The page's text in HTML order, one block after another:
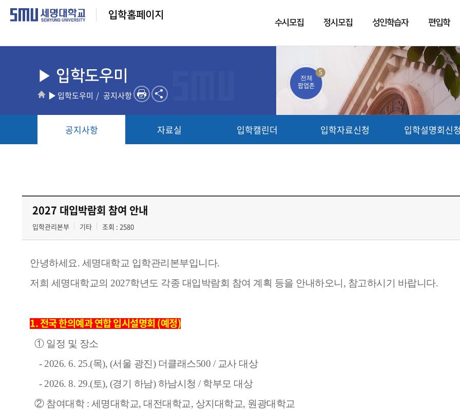
5
전체
팝업존
입학홈페이지
수시모집 정시모집 성인학습자 편입학
▶ 입학도우미
▶ 입학도우미 공지사항
공지사항 자료실 입학캘린더 입학자료신청 입학설명회신
2027 대입박람회 참여 안내
입학관리본부 기타 조회 : 2580
안녕하세요. 세명대학교 입학관리본부입니다.
저희 세명대학교의 2027학년도 각종 대입박람회 참여 계획 등을 안내하오니, 참고하시기 바랍니다.
1. 전국 한의예과 연합 입시설명회 (예정)
① 일정 및 장소
- 2026. 6. 25.(목), (서울 광진) 더클래스500 / 교사 대상
- 2026. 8. 29.(토), (경기 하남) 하남시청 / 학부모 대상
② 참여대학 : 세명대학교, 대전대학교, 상지대학교, 원광대학교